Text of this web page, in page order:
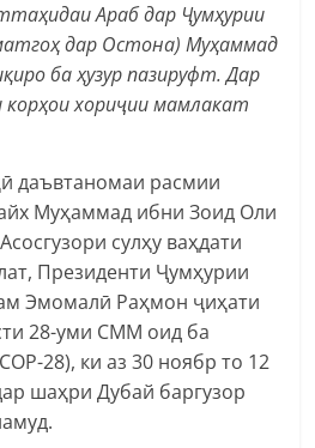
Араб дар Ҷумҳурии
дар Остона) Муҳаммад
ба ҳузур пазируфт. Дар
хориҷии мамлакат
даъвтаномаи расмии
Муҳаммад ибни Зоид Оли
сулҳу ваҳдати
Президенти Ҷумҳурии
Эмомалӣ Раҳмон ҷиҳати
28-уми СММ оид ба
28), ки аз 30 ноябр то 12
шаҳри Дубай баргузор